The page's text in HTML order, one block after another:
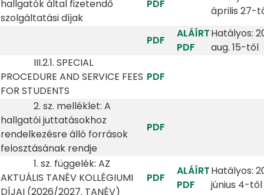
hallgatók által fizetendő
szolgáltatási díjak
PDF
április 27-
PDF
ALÁÍRT
PDF
Hatályos:
aug. 15-től
III.2.1. SPECIAL
PROCEDURE AND SERVICE FEES
FOR STUDENTS
PDF
2. sz. melléklet: A
hallgatói juttatásokhoz
rendelkezésre álló források
felosztásának rendje
PDF
1. sz. függelék: AZ
AKTUÁLIS TANÉV KOLLÉGIUMI
DÍJAI (2026/2027. TANÉV)
PDF
ALÁÍRT
PDF
Hatályos:
június 4-től